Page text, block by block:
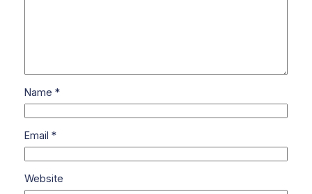
Name *
Email *
Website